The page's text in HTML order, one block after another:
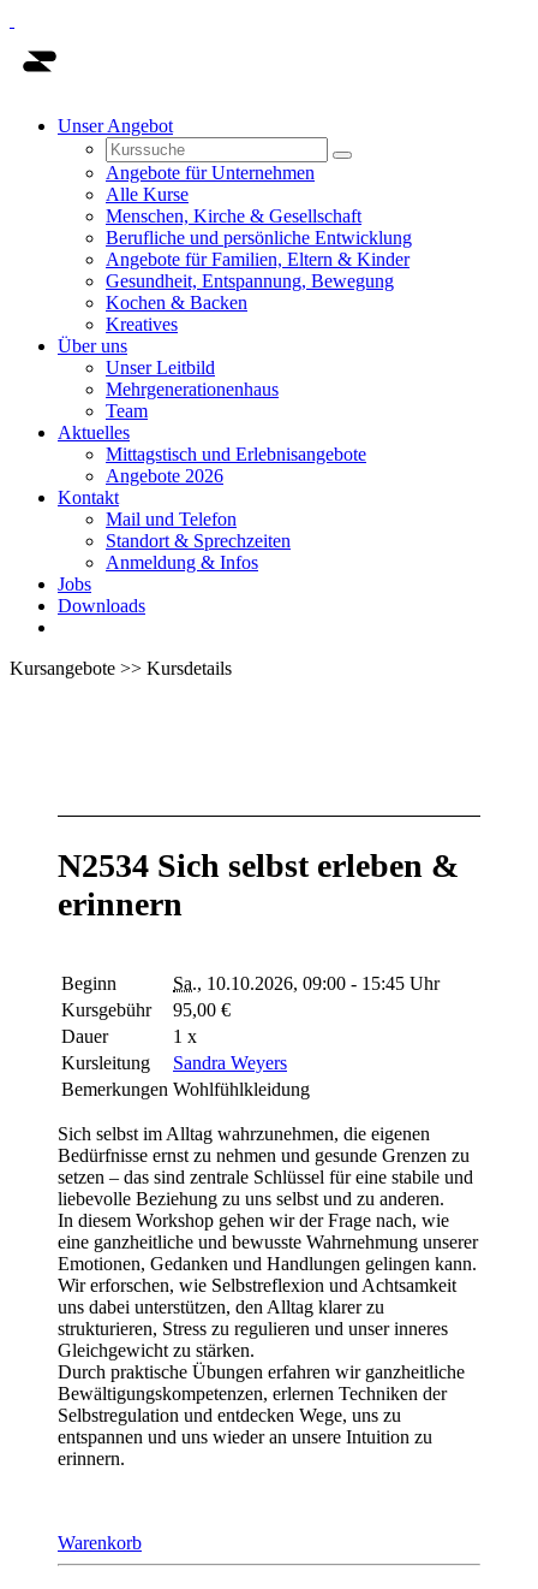
Unser Angebot
Angebote für Unternehmen
Alle Kurse
Menschen, Kirche & Gesellschaft
Berufliche und persönliche Entwicklung
Angebote für Familien, Eltern & Kinder
Gesundheit, Entspannung, Bewegung
Kochen & Backen
Kreatives
Über uns
Unser Leitbild
Mehrgenerationenhaus
Team
Aktuelles
Mittagstisch und Erlebnisangebote
Angebote 2026
Kontakt
Mail und Telefon
Standort & Sprechzeiten
Anmeldung & Infos
Jobs
Downloads
Kursangebote >> Kursdetails
N2534 Sich selbst erleben &
erinnern
Beginn Sa., 10.10.2026, 09:00 - 15:45 Uhr
Kursgebühr
95,00 €
Dauer
1 x
Kursleitung
Sandra Weyers
Bemerkungen Wohlfühlkleidung
Sich selbst im Alltag wahrzunehmen, die eigenen
Bedürfnisse ernst zu nehmen und gesunde Grenzen zu
setzen – das sind zentrale Schlüssel für eine stabile und
liebevolle Beziehung zu uns selbst und zu anderen.
In diesem Workshop gehen wir der Frage nach, wie
eine ganzheitliche und bewusste Wahrnehmung unserer
Emotionen, Gedanken und Handlungen gelingen kann.
Wir erforschen, wie Selbstreflexion und Achtsamkeit
uns dabei unterstützen, den Alltag klarer zu
strukturieren, Stress zu regulieren und unser inneres
Gleichgewicht zu stärken.
Durch praktische Übungen erfahren wir ganzheitliche
Bewältigungskompetenzen, erlernen Techniken der
Selbstregulation und entdecken Wege, uns zu
entspannen und uns wieder an unsere Intuition zu
erinnern.
Warenkorb